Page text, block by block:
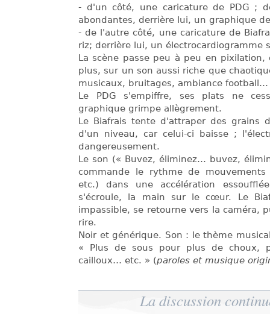
- d'un côté, une caricature de PDG ;
abondantes, derrière lui, un graphique
- de l'autre côté, une caricature de
riz; derrière lui, un électrocardiogramme
La scène passe peu à peu en
plus, sur un son aussi riche que
musicaux, bruitages, ambiance football…
Le PDG s'empiffre, ses plats ne
graphique grimpe allègrement.
Le Biafrais tente d'attraper des grains
d'un niveau, car celui-ci baisse ;
dangereusement.
Le son (« Buvez, éliminez… buvez,
commande le rythme de
etc.) dans une accélération
s'écroule, la main sur le cœur. Le
impassible, se retourne vers la caméra,
rire.
Noir et générique. Son : le thème
« Plus de sous pour plus de choux,
cailloux… etc. » (paroles et musique
La discussion